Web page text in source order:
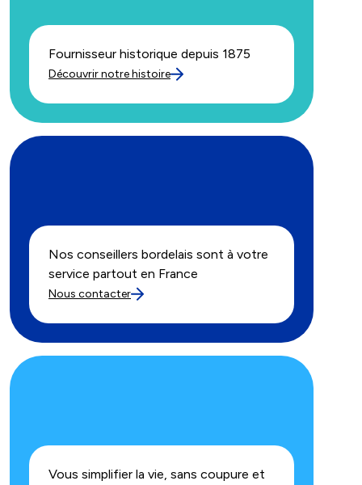
Fournisseur historique depuis 1875
Découvrir notre histoire
Nos conseillers bordelais sont à votre
service partout en France
Nous contacter
Vous simplifier la vie, sans coupure et